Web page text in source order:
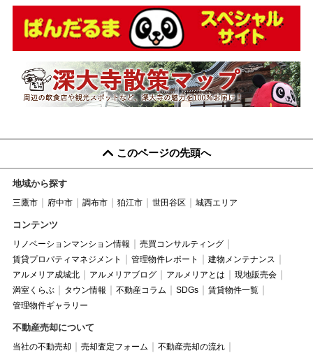
このページの先頭へ
地域から探す
三鷹市 府中市 調布市 狛江市 世田谷区 城西エリア
コンテンツ
リノベーションマンション情報
売買コンサルティング
賃貸プロパティマネジメント
管理物件レポート
建物メンテナンス
アルメリア成城北
アルメリアブログ アルメリアとは
現地販売会
満室くらぶ
タウン情報 不動産コラム SDGs
賃貸物件一覧
管理物件ギャラリー
不動産売却について
当社の不動売却 売却査定フォーム
不動産売却の流れ